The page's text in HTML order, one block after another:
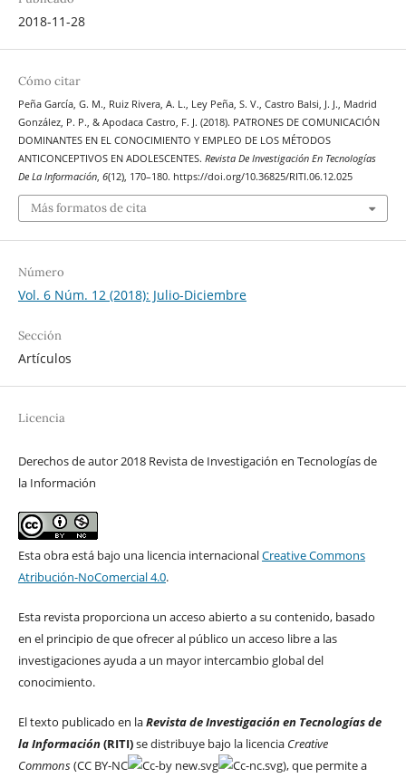
2018-11-28
Cómo citar
Peña García, G. M., Ruiz Rivera, A. L., Ley Peña, S. V., Castro Balsi, J. J., Madrid
González, P. P., & Apodaca Castro, F. J. (2018). PATRONES DE COMUNICACIÓN
DOMINANTES EN EL CONOCIMIENTO Y EMPLEO DE LOS MÉTODOS
ANTICONCEPTIVOS EN ADOLESCENTES. Revista De Investigación En Tecnologías
De La Información, 6(12), 170–180. https://doi.org/10.36825/RITI.06.12.025
Más formatos de cita
Número
Vol. 6 Núm. 12 (2018): Julio-Diciembre
Sección
Artículos
Licencia
Derechos de autor 2018 Revista de Investigación en Tecnologías de
la Información
Esta obra está bajo una licencia internacionalCreative Commons
Atribución-NoComercial 4.0.
Esta revista proporciona un acceso abierto a su contenido, basado
en el principio de que ofrecer al público un acceso libre a las
investigaciones ayuda a un mayor intercambio global del
conocimiento.
El texto publicado en laRevista de Investigación en Tecnologías de
la Información(RITI)se distribuye bajo la licencia Creative
Commons(CC BY-NC
), que permite a